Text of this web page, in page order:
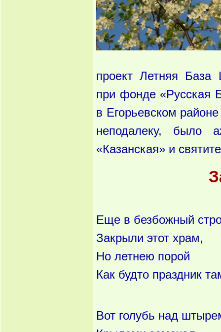
проект Летняя База
при фонде «Русская
в Егорьевском
неподалеку,
«Казанская» и
Еще в безбожный
Закрыли этот храм,
Но летнею порой
Как будто праздник
Вот голубь над